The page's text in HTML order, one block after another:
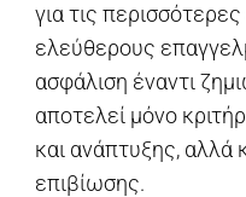
για τις
ελεύθερους
ασφάλιση έναντι
αποτελεί μόνο
και ανάπτυξης, αλλά
επιβίωσης.